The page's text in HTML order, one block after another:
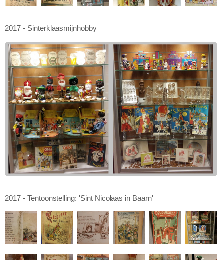
2017 - Sinterklaasmijnhobby
2017 - Tentoonstelling: 'Sint Nicolaas in Baarn'